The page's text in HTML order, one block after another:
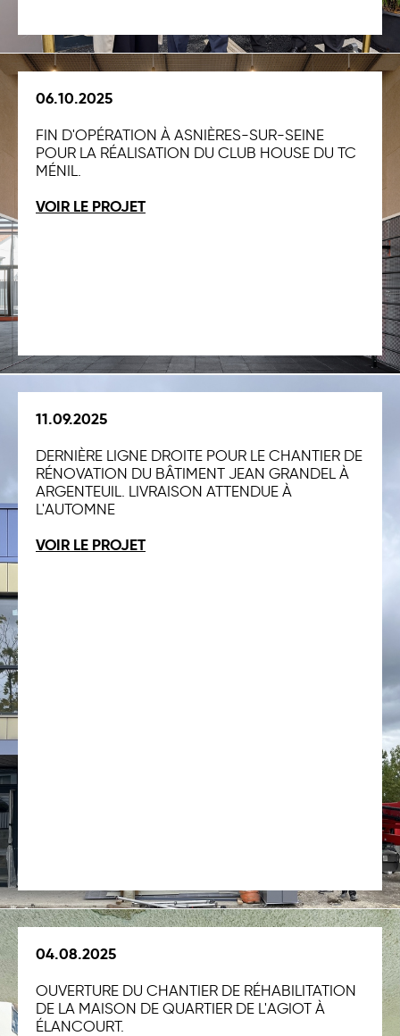
06.10.2025
FIN D'OPÉRATION À ASNIÈRES-SUR-SEINE
POUR LA RÉALISATION DU CLUB HOUSE DU TC
MÉNIL.
VOIR LE PROJET
11.09.2025
DERNIÈRE LIGNE DROITE POUR LE CHANTIER DE
RÉNOVATION DU BÂTIMENT JEAN GRANDEL À
ARGENTEUIL. LIVRAISON ATTENDUE À
L'AUTOMNE
VOIR LE PROJET
04.08.2025
OUVERTURE DU CHANTIER DE RÉHABILITATION
DE LA MAISON DE QUARTIER DE L'AGIOT À
ÉLANCOURT.